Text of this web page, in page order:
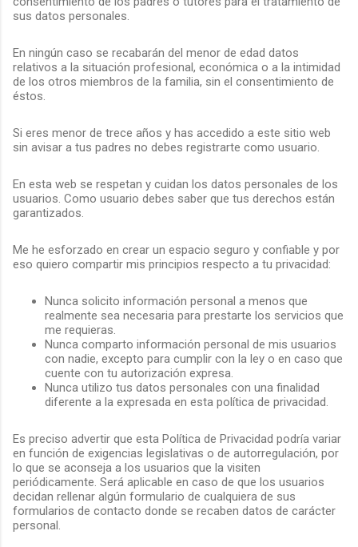
sus datos personales.
En ningún caso se recabarán del menor de edad datos
relativos a la situación profesional, económica o a la intimidad
de los otros miembros de la familia, sin el consentimiento de
éstos.
Si eres menor de trece años y has accedido a este sitio web
sin avisar a tus padres no debes registrarte como usuario.
En esta web se respetan y cuidan los datos personales de los
usuarios. Como usuario debes saber que tus derechos están
garantizados.
Me he esforzado en crear un espacio seguro y confiable y por
eso quiero compartir mis principios respecto a tu privacidad:
Nunca solicito información personal a menos que
realmente sea necesaria para prestarte los servicios que
me requieras.
Nunca comparto información personal de mis usuarios
con nadie, excepto para cumplir con la ley o en caso que
cuente con tu autorización expresa.
Nunca utilizo tus datos personales con una finalidad
diferente a la expresada en esta política de privacidad.
Es preciso advertir que esta Política de Privacidad podría variar
en función de exigencias legislativas o de autorregulación, por
lo que se aconseja a los usuarios que la visiten
periódicamente. Será aplicable en caso de que los usuarios
decidan rellenar algún formulario de cualquiera de sus
formularios de contacto donde se recaben datos de carácter
personal.